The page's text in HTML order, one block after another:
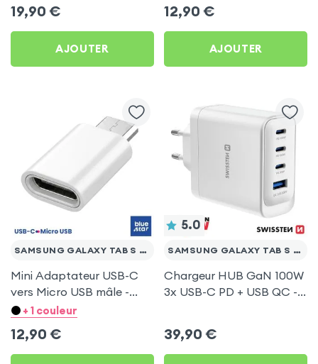
19,90 €
AJOUTER
12,90 €
AJOUTER
SAMSUNG GALAXY TAB S 10.5
Mini Adaptateur USB-C
vers Micro USB mâle -
Argent pour Samsung
+ 1 couleur
12,90 €
5.0
SAMSUNG GALAXY TAB S 10.5
Chargeur HUB GaN 100W
3x USB-C PD + USB QC -
39,90 €